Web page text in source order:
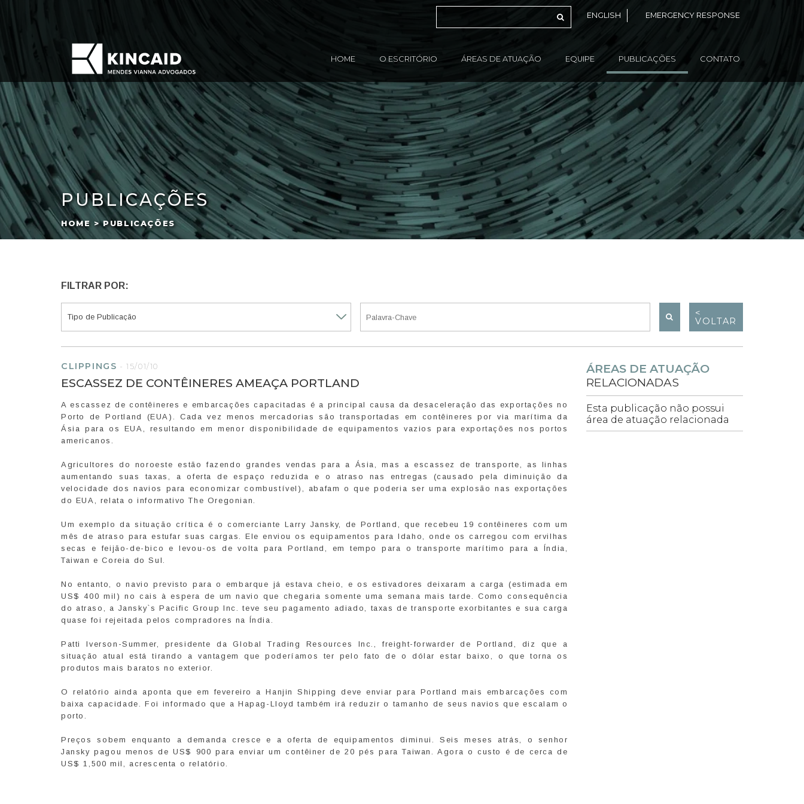
ENGLISH EMERGENCY RESPONSE
HOME O ESCRITÓRIO ÁREAS DE ATUAÇÃO EQUIPE PUBLICAÇÕES CONTATO
PUBLICAÇÕES
HOME > PUBLICAÇÕES
FILTRAR POR:
<
VOLTAR
CLIPPINGS -15/01/10
ESCASSEZ DE CONTÊINERES AMEAÇA PORTLAND
A escassez de contêineres e embarcações capacitadas é a principal causa da desaceleração das exportações no
Porto de Portland (EUA). Cada vez menos mercadorias são transportadas em contêineres por via marítima da
Ásia para os EUA, resultando em menor disponibilidade de equipamentos vazios para exportações nos portos
americanos.
Agricultores do noroeste estão fazendo grandes vendas para a Ásia, mas a escassez de transporte, as linhas
aumentando suas taxas, a oferta de espaço reduzida e o atraso nas entregas (causado pela diminuição da
velocidade dos navios para economizar combustível), abafam o que poderia ser uma explosão nas exportações
do EUA, relata o informativo The Oregonian.
Um exemplo da situação crítica é o comerciante Larry Jansky, de Portland, que recebeu 19 contêineres com um
mês de atraso para estufar suas cargas. Ele enviou os equipamentos para Idaho, onde os carregou com ervilhas
secas e feijão-de-bico e levou-os de volta para Portland, em tempo para o transporte marítimo para a Índia,
Taiwan e Coreia do Sul.
No entanto, o navio previsto para o embarque já estava cheio, e os estivadores deixaram a carga (estimada em
US$ 400 mil) no cais à espera de um navio que chegaria somente uma semana mais tarde. Como consequência
do atraso, a Jansky`s Pacific Group Inc. teve seu pagamento adiado, taxas de transporte exorbitantes e sua carga
quase foi rejeitada pelos compradores na Índia.
Patti Iverson-Summer, presidente da Global Trading Resources Inc., freight-forwarder de Portland, diz que a
situação atual está tirando a vantagem que poderíamos ter pelo fato de o dólar estar baixo, o que torna os
produtos mais baratos no exterior.
O relatório ainda aponta que em fevereiro a Hanjin Shipping deve enviar para Portland mais embarcações com
baixa capacidade. Foi informado que a Hapag-Lloyd também irá reduzir o tamanho de seus navios que escalam o
porto.
Preços sobem enquanto a demanda cresce e a oferta de equipamentos diminui. Seis meses atrás, o senhor
Jansky pagou menos de US$ 900 para enviar um contêiner de 20 pés para Taiwan. Agora o custo é de cerca de
US$ 1,500 mil, acrescenta o relatório.
ÁREAS DE ATUAÇÃO
RELACIONADAS
Esta publicação não possui
área de atuação relacionada